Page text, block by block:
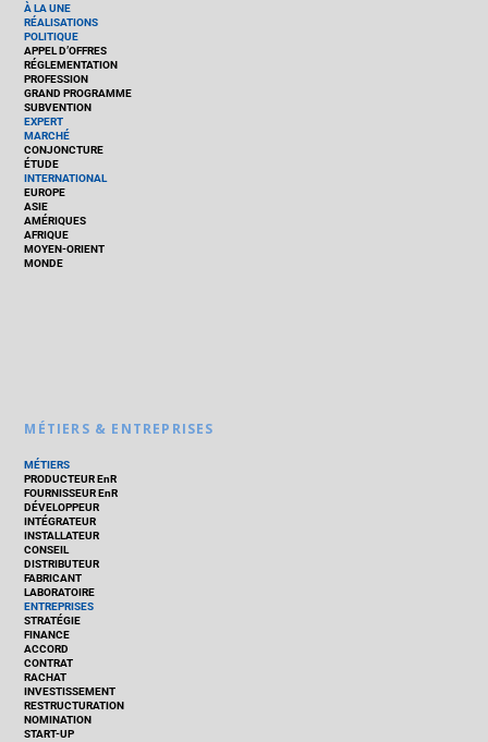
À LA UNE
RÉALISATIONS
POLITIQUE
APPEL D’OFFRES
RÉGLEMENTATION
PROFESSION
GRAND PROGRAMME
SUBVENTION
EXPERT
MARCHÉ
CONJONCTURE
ÉTUDE
INTERNATIONAL
EUROPE
ASIE
AMÉRIQUES
AFRIQUE
MOYEN-ORIENT
MONDE
MÉTIERS & ENTREPRISES
MÉTIERS
PRODUCTEUR EnR
FOURNISSEUR EnR
DÉVELOPPEUR
INTÉGRATEUR
INSTALLATEUR
CONSEIL
DISTRIBUTEUR
FABRICANT
LABORATOIRE
ENTREPRISES
STRATÉGIE
FINANCE
ACCORD
CONTRAT
RACHAT
INVESTISSEMENT
RESTRUCTURATION
NOMINATION
START-UP